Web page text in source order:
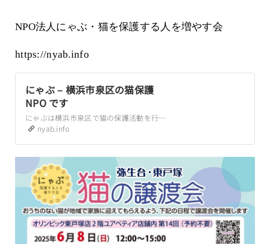
NPO法人にゃぶ・猫を保護する人を増やす会
https://nyab.info
にゃぶ – 横浜市泉区の猫保護
NPO です
にゃぶは横浜市泉区で猫の保護活動を行う NPO です。 これまで横浜市泉区には猫の保護活動を行っている法人ボランティアがありませんでした。にゃぶは個人ボランティアにかかっていた金銭的な負担を減らし、より多くの方に保護活動に参加してもらうことを目標とした NPO です。 保護猫 譲渡会 ご寄付 ご支援 ボランティアへの参加
nyab.info